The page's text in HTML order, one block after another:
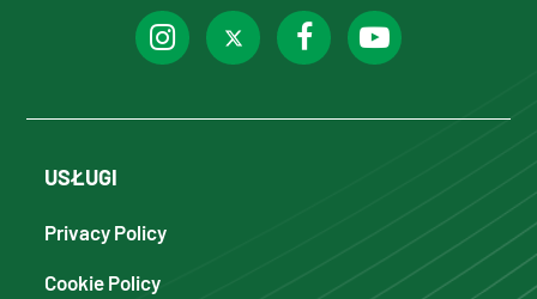
USŁUGI
Privacy Policy
Cookie Policy